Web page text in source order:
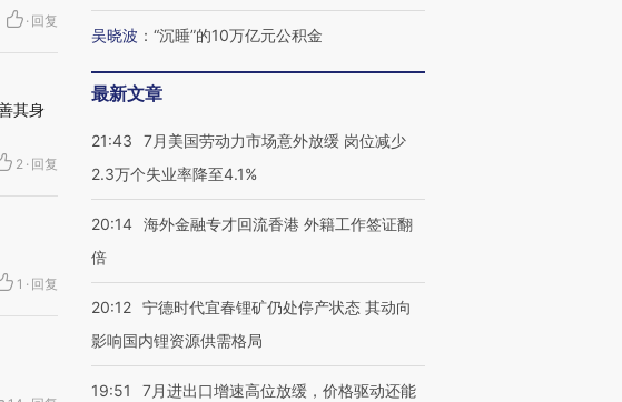
· 回复
其身
2 · 回复
1 · 回复
吴晓波 ： “沉睡”的10万亿元公积金
最新文章
21:43
7月美国劳动力市场意外放缓 岗位减少
2.3万个失业率降至4.1%
20:14 海外金融专才回流香港 外籍工作签证翻
倍
20:12 宁德时代宜春锂矿仍处停产状态 其动向
影响国内锂资源供需格局
19:51
7月进出口增速高位放缓，价格驱动还能